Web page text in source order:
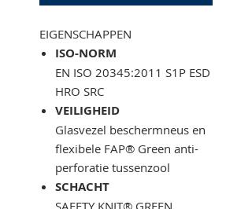
EIGENSCHAPPEN
ISO-NORM
EN ISO 20345:2011 S1P ESD
HRO SRC
VEILIGHEID
Glasvezel beschermneus en
flexibele FAP® Green anti-
perforatie tussenzool
SCHACHT